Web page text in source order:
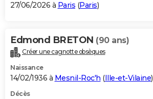
27/06/2026 à Paris (Paris)
Edmond BRETON (90 ans)
Créer une cagnotte obsèques
Naissance
14/02/1936 à Mesnil-Roc'h (Ille-et-Vilaine)
Décès